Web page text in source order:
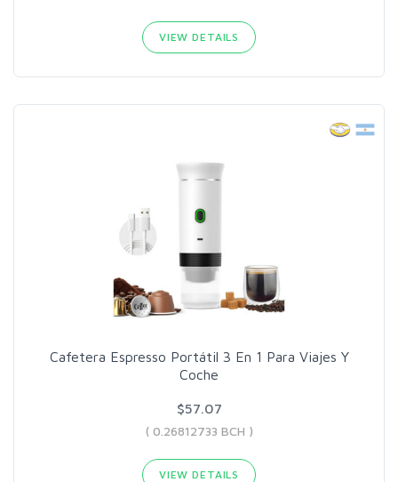
VIEW DETAILS
Cafetera Espresso Portátil 3 En 1 Para Viajes Y
Coche
$57.07
( 0.26812733 BCH )
VIEW DETAILS